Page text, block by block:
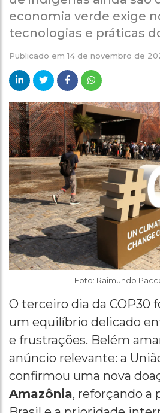
economia verde exige
tecnologias e práticas
Publicado em14 de novembro de
Foto: Raimundo
O terceiro dia da COP30
um equilíbrio delicado
e frustrações. Belém
anúncio relevante: a
confirmou uma nova
Amazônia, reforçando a